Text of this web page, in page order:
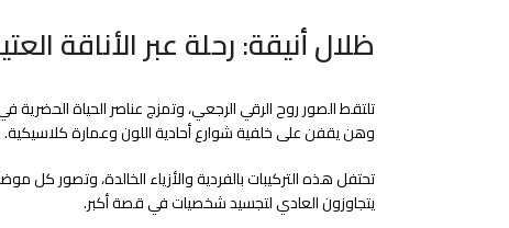
ظلال أنيقة: رحلة عبر الأناقة
تلتقط الصور روح الرقي الرجعي، وتمزج عناصر الحياة
وهن يقفن على خلفية شوارع أحادية اللون وعمارة كلاسيكية.
تحتفل هذه التركيبات بالفردية والأزياء الخالدة، وتصور كل
يتجاوزون العادي لتجسيد شخصيات في قصة أكبر.